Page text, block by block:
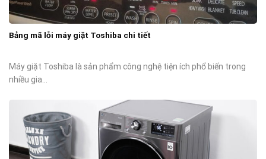
Bảng mã lỗi máy giặt Toshiba chi tiết
Máy giặt Toshiba là sản phẩm công nghệ tiện ích phổ biến trong
nhiều gia...